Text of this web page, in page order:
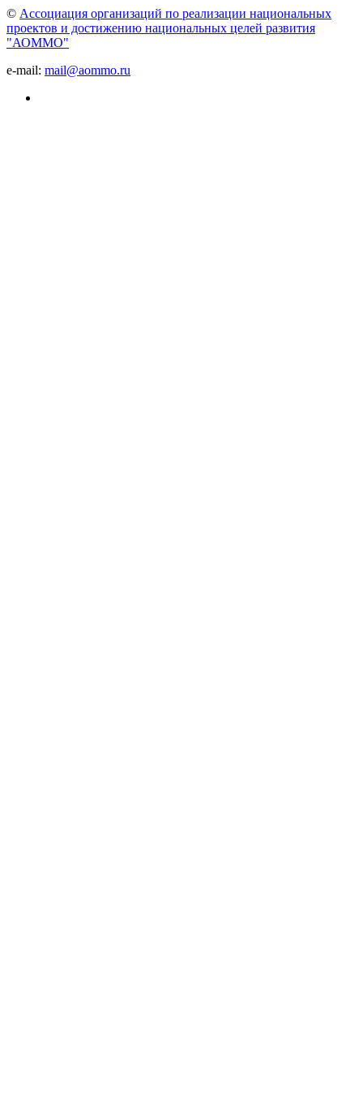
© Ассоциация организаций по реализации национальных
проектов и достижению национальных целей развития
"АОММО"
e-mail: mail@aommo.ru